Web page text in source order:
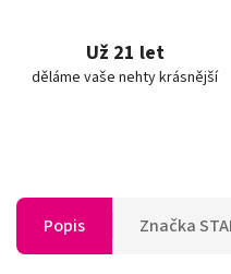
Už 21 let
děláme vaše nehty krásnější
Popis Značka